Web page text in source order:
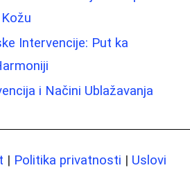
Intervencije: Put ka
i Načini Ublažavanja
| Politika privatnosti | Uslovi